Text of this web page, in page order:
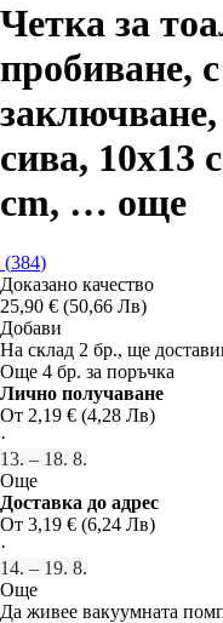
Четка за
пробиване,
сива, 10x13
cm, … още
(384)
Доказано качество
25,90 € (50,66 Лв)
Добави
На склад 2 бр., ще
Още 4 бр. за поръчка
Лично получаване
От 2,19 € (4,28 Лв)
·
13. – 18. 8.
Още
Доставка до адрес
От 3,19 € (6,24 Лв)
·
14. – 19. 8.
Още
Да живее вакуумната